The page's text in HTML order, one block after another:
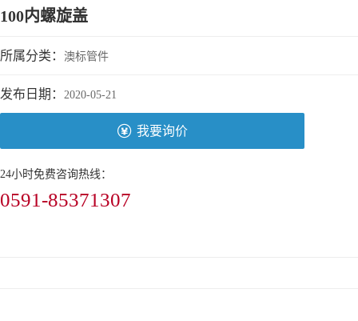
100内螺旋盖
所属分类： 澳标管件
发布日期： 2020-05-21
我要询价
24小时免费咨询热线：
0591-85371307